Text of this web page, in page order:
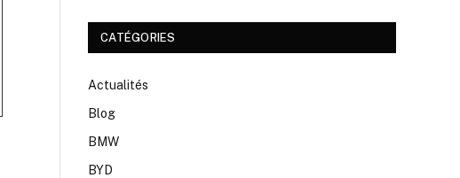
CATÉGORIES
Actualités
Blog
BMW
BYD